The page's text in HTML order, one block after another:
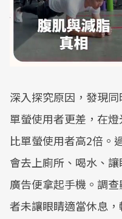
深入探究原因，發現
單螢使用者更差，在
比單螢使用者高2倍。
會去上廁所、喝水、
廣告便拿起手機。調
者未讓眼睛適當休息